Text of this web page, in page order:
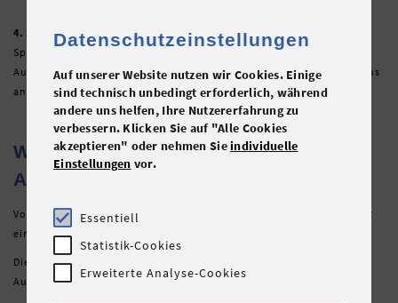
4. Sportliche Aktivitäten
Sport und Bewegung haben einen hohen Stellenwert bei
AusbildungsFit und werden in unterschiedlichen Anforderungsniveaus
angeboten.
WIE KOMMST DU ZU
AUSBILDUNGSFIT?
Voraussetzung für die Teilnahme an der Maßnahme AusbildungsFit ist
ein absolviertes Jugendcoaching und die Meldung beim AMS.
Die Kontaktdaten der Berater:innen für Jugendcoaching- und
AusbildungsFit findest du auf www.neba.at/ausbildungsfit
Datenschutzeinstellungen
Auf unserer Website nutzen wir Cookies. Einige
sind technisch unbedingt erforderlich, während
andere uns helfen, Ihre Nutzererfahrung zu
verbessern. Klicken Sie auf "Alle Cookies
akzeptieren" oder nehmen Sieindividuelle
Einstellungen vor.
Essentiell
Statistik-Cookies
Erweiterte Analyse-Cookies